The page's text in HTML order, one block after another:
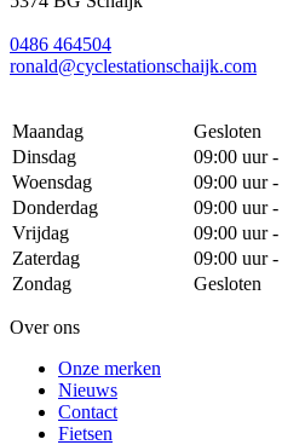
0486 464504
ronald@cyclestationschaijk.com
Maandag
Gesloten
Dinsdag
09:00 uur
Woensdag
09:00 uur
Donderdag
09:00 uur
Vrijdag
09:00 uur
Zaterdag
09:00 uur
Zondag
Gesloten
Over ons
Onze merken
Nieuws
Contact
Fietsen